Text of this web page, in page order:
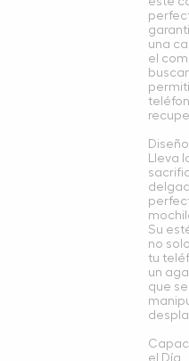
una
el
Lleva
Su
no
tu
un
que
el Día